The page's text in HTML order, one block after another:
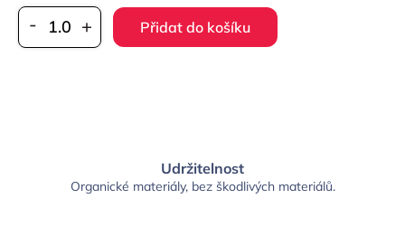
Přidat do košíku
Udržitelnost
Organické materiály, bez škodlivých materiálů.